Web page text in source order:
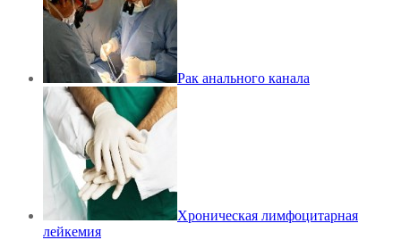
Рак анального канала
Хроническая лимфоцитарная
лейкемия